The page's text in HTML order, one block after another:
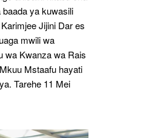
ya kuwasili
Jijini Dar es
mwili wa
wa Kwanza wa Rais
Mstaafu hayati
Tarehe 11 Mei